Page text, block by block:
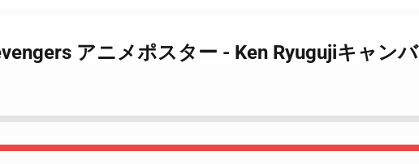
アニメポスター - Ken Ryugujiキャン